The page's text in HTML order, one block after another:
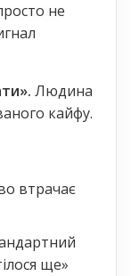
не
Людина
кайфу.
втрачає
ще»